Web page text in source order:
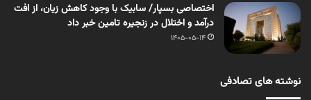
اختصاصی بسپار/ سابیک با وجود کاهش زیان، از افت
درآمد و اختلال در زنجیره تامین خبر داد
1405-05-14
نوشته های تصادفی